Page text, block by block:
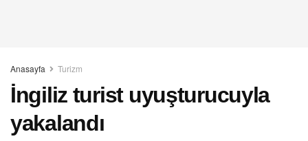
Anasayfa Turizm
İngiliz turist uyuşturucuyla
yakalandı